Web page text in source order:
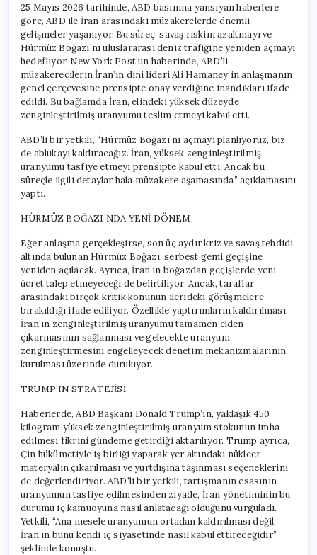
Kabul
Etti
için
25 Mayıs 2026 tarihinde, ABD basınına yansıyan haberlere
göre, ABD ile İran arasındaki müzakerelerde önemli
gelişmeler yaşanıyor. Bu süreç, savaş riskini azaltmayı ve
Hürmüz Boğazı’nı uluslararası deniz trafiğine yeniden açmayı
hedefliyor. New York Post’un haberinde, ABD’li
müzakerecilerin İran’ın dini lideri Ali Hamaney’in anlaşmanın
genel çerçevesine prensipte onay verdiğine inandıkları ifade
edildi. Bu bağlamda İran, elindeki yüksek düzeyde
zenginleştirilmiş uranyumu teslim etmeyi kabul etti.
ABD’li bir yetkili, “Hürmüz Boğazı’nı açmayı planlıyoruz, biz
de ablukayı kaldıracağız. İran, yüksek zenginleştirilmiş
uranyumu tasfiye etmeyi prensipte kabul etti. Ancak bu
süreçle ilgili detaylar hala müzakere aşamasında” açıklamasını
yaptı.
HÜRMÜZ BOĞAZI’NDA YENİ DÖNEM
Eğer anlaşma gerçekleşirse, son üç aydır kriz ve savaş tehdidi
altında bulunan Hürmüz Boğazı, serbest gemi geçişine
yeniden açılacak. Ayrıca, İran’ın boğazdan geçişlerde yeni
ücret talep etmeyeceği de belirtiliyor. Ancak, taraflar
arasındaki birçok kritik konunun ilerideki görüşmelere
bırakıldığı ifade ediliyor. Özellikle yaptırımların kaldırılması,
İran’ın zenginleştirilmiş uranyumu tamamen elden
çıkarmasının sağlanması ve gelecekte uranyum
zenginleştirmesini engelleyecek denetim mekanizmalarının
kurulması üzerinde duruluyor.
TRUMP’IN STRATEJİSİ
Haberlerde, ABD Başkanı Donald Trump’ın, yaklaşık 450
kilogram yüksek zenginleştirilmiş uranyum stokunun imha
edilmesi fikrini gündeme getirdiği aktarılıyor. Trump ayrıca,
Çin hükümetiyle iş birliği yaparak yer altındaki nükleer
materyalin çıkarılması ve yurtdışına taşınması seçeneklerini
de değerlendiriyor. ABD’li bir yetkili, tartışmanın esasının
uranyumun tasfiye edilmesinden ziyade, İran yönetiminin bu
durumu iç kamuoyuna nasıl anlatacağı olduğunu vurguladı.
Yetkili, “Ana mesele uranyumun ortadan kaldırılması değil,
İran’ın bunu kendi iç siyasetinde nasıl kabul ettireceğidir”
şeklinde konuştu.